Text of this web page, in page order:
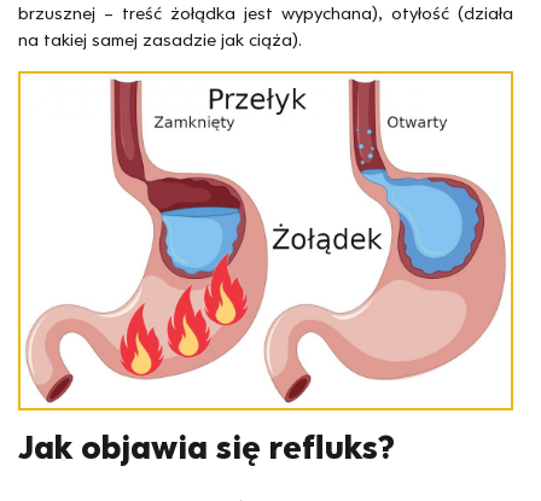
brzusznej – treść żołądka jest wypychana), otyłość (działa
na takiej samej zasadzie jak ciąża).
Jak objawia się refluks?